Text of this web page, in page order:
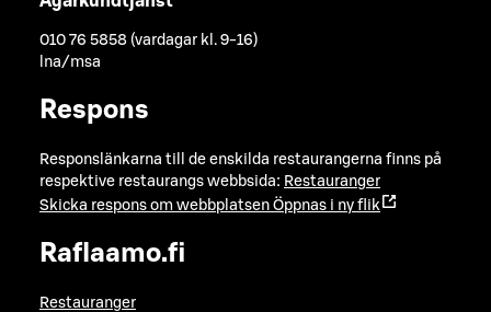
010 76 5858 (vardagar kl. 9-16)
lna/msa
Respons
Responslänkarna till de enskilda restaurangerna finns på
respektive restaurangs webbsida: Restauranger
Skicka respons om webbplatsen Öppnas i ny flik
Raflaamo.fi
Restauranger